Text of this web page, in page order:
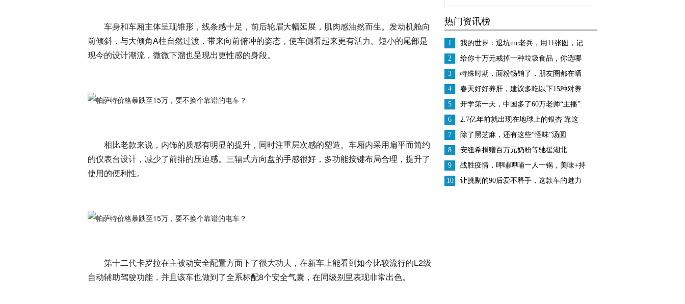
车身和车厢主体呈现锥形，线条感十足，前后轮眉大幅延展，肌肉感油然而生。发动机舱向
前倾斜，与大倾角A柱自然过渡，带来向前俯冲的姿态，使车侧看起来更有活力。短小的尾部是
现今的设计潮流，微微下溜也呈现出更性感的身段。
相比老款来说，内饰的质感有明显的提升，同时注重层次感的塑造。车厢内采用扁平而简约
的仪表台设计，减少了前排的压迫感。三辐式方向盘的手感很好，多功能按键布局合理，提升了
使用的便利性。
第十二代卡罗拉在主被动安全配置方面下了很大功夫，在新车上能看到如今比较流行的L2级
自动辅助驾驶功能，并且该车也做到了全系标配8个安全气囊，在同级别里表现非常出色。
步”菜叶翠绿不变黑
热门资讯榜
1
我的世界：退坑mc老兵，用11张图，记
录一段9年前初入mc生存回忆
2
给你十万元戒掉一种垃圾食品，你选哪
种？反正辣条我是不会放弃的
3
特殊时期，面粉畅销了，朋友圈都在晒
作品，最后一张戳中了笑点
4
春天好好养肝，建议多吃以下15种对养
肝有利的食物，帮助肝脏排毒
5
开学第一天，中国多了60万老师“主播”
6
2.7亿年前就出现在地球上的银杏 靠这
种“神力”存活至今
7
除了黑芝麻，还有这些“怪味”汤圆
8
安纽希捐赠百万元奶粉等驰援湖北
9
战胜疫情，呷哺呷哺一人一锅，美味+持
10
让挑剔的90后爱不释手，这款车的魅力